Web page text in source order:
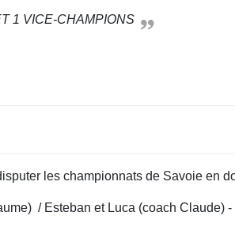
1 VICE-CHAMPIONS
les championnats de Savoie en
/ Esteban et Luca (coach Claude) -